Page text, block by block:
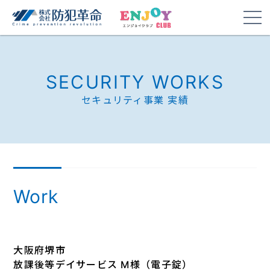
SECURITY WORKS
セキュリティ事業 実績
Work
大阪府堺市
放課後等デイサービス M様（電子錠）